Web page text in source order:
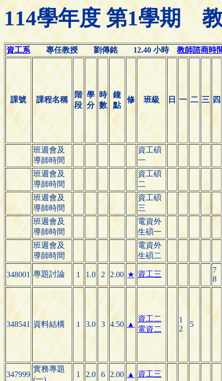
114學年度 第1學期
資工系專任教授 劉傳銘 12.40 小時教師諮商時
課號 課程名稱
階
段
學
分
時
數
鐘
點
修 班級 日 一 二 三 四
班週會及
導師時間
資工碩
一
班週會及
導師時間
資工碩
二
班週會及
導師時間
資工碩
三
班週會及
導師時間
電資外
生碩一
班週會及
導師時間
電資外
生碩二
348001 專題討論 1 1.0 2 2.00 ★ 資工三
7
8
348541 資料結構 1 3.0 3 4.50 ▲
資工二
電資二
1
2
5
347999
實務專題
(一)
1 2.0 6 2.00 ▲ 資工三